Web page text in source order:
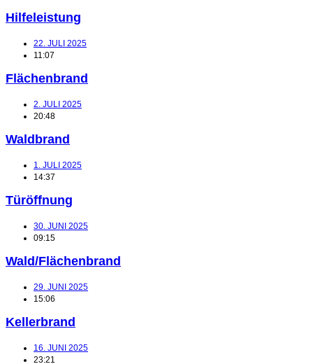
Hilfeleistung
22. JULI 2025
11:07
Flächenbrand
2. JULI 2025
20:48
Waldbrand
1. JULI 2025
14:37
Türöffnung
30. JUNI 2025
09:15
Wald/Flächenbrand
29. JUNI 2025
15:06
Kellerbrand
16. JUNI 2025
23:21